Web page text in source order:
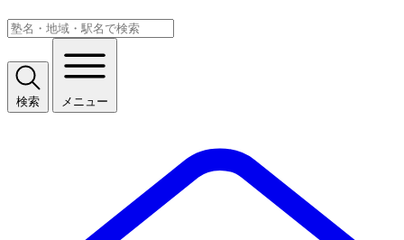
検索 メニュー